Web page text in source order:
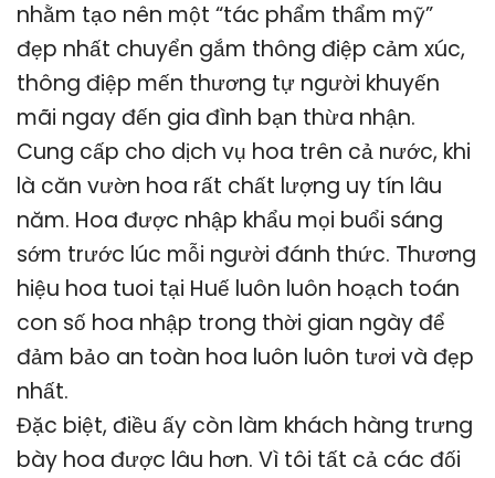
nhằm tạo nên một “tác phẩm thẩm mỹ”
đẹp nhất chuyển gắm thông điệp cảm xúc,
thông điệp mến thương tự người khuyến
mãi ngay đến gia đình bạn thừa nhận.
Cung cấp cho dịch vụ hoa trên cả nước, khi
là căn vườn hoa rất chất lượng uy tín lâu
năm. Hoa được nhập khẩu mọi buổi sáng
sớm trước lúc mỗi người đánh thức. Thương
hiệu hoa tuoi tại Huế luôn luôn hoạch toán
con số hoa nhập trong thời gian ngày để
đảm bảo an toàn hoa luôn luôn tươi và đẹp
nhất.
Đặc biệt, điều ấy còn làm khách hàng trưng
bày hoa được lâu hơn. Vì tôi tất cả các đối